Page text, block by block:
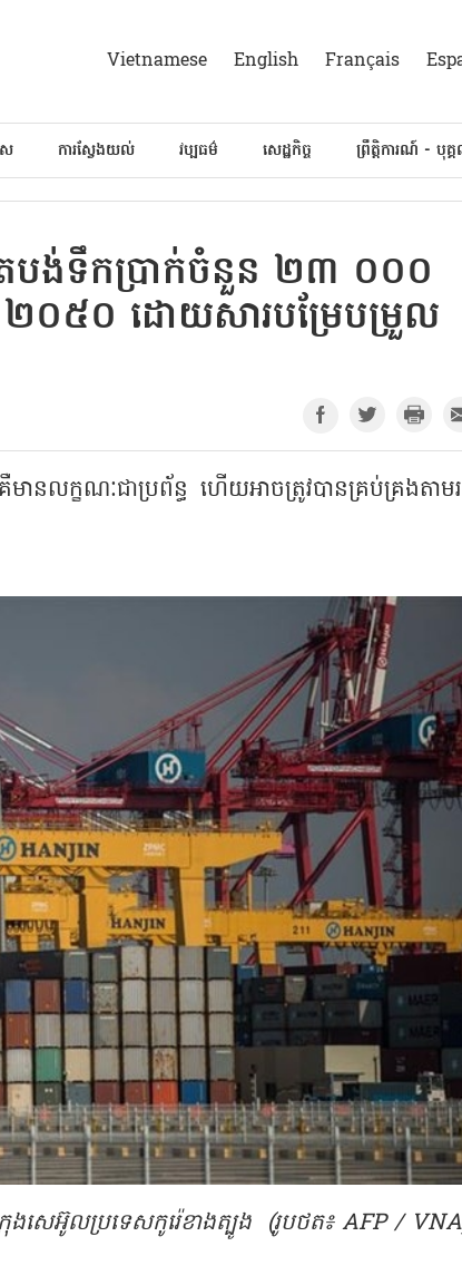
Vietnamese English Français
ការស្វែងយល់ វប្បធម៌ សេដ្ឋកិច្ច ព្រឹត្តិការណ៍ - បុគ្
តបង់ទឹកប្រាក់ចំនួន ២៣ ០០០
ាំ ២០៥០ ដោយសារបម្រែបម្រួល
នលក្ខណៈជាប្រព័ន្ធ ហើយអាចត្រូវបានគ្រប់គ្រងតាម
ងសេអ៊ូលប្រទេសកូរ៉េខាងត្បូង (រូបថត៖ AFP /